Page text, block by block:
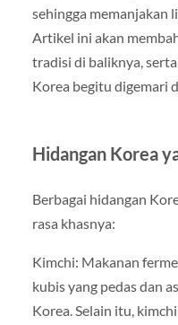
sehingga memanjakan
Artikel ini akan
tradisi di baliknya,
Korea begitu digemari
Hidangan Korea
Berbagai hidangan
rasa khasnya:
Kimchi: Makanan
kubis yang pedas dan
Korea. Selain itu,